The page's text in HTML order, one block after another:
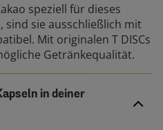
speziell für dieses
sind sie ausschließlich mit
Mit originalen T DISCs
Getränkequalität.
in deiner